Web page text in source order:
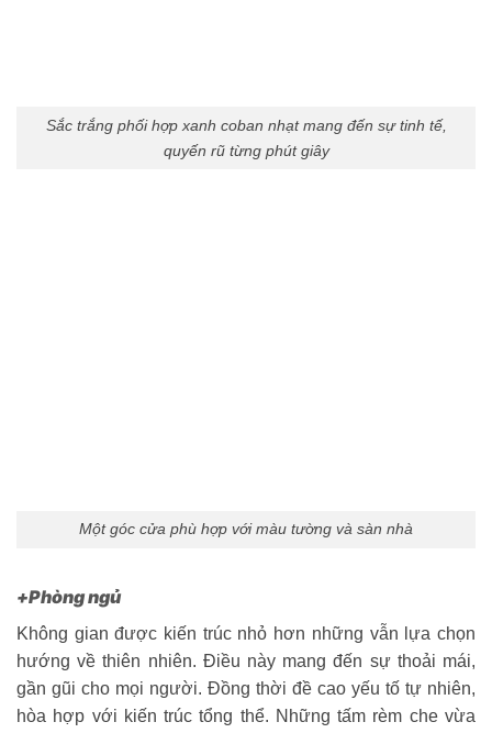
Sắc trắng phối hợp xanh coban nhạt mang đến sự tinh tế,
quyến rũ từng phút giây
Một góc cửa phù hợp với màu tường và sàn nhà
+Phòng ngủ
Không gian được kiến trúc nhỏ hơn những vẫn lựa chọn
hướng về thiên nhiên. Điều này mang đến sự thoải mái,
gần gũi cho mọi người. Đồng thời đề cao yếu tố tự nhiên,
hòa hợp với kiến trúc tổng thể. Những tấm rèm che vừa